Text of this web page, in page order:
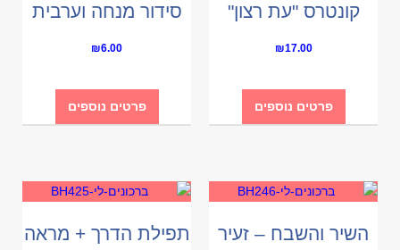
קונטרס "עת רצון"
₪17.00
פרטים נוספים
סידור מנחה וערבית
₪6.00
פרטים נוספים
השיר והשבח – זעיר תפילת הדרך + מראה